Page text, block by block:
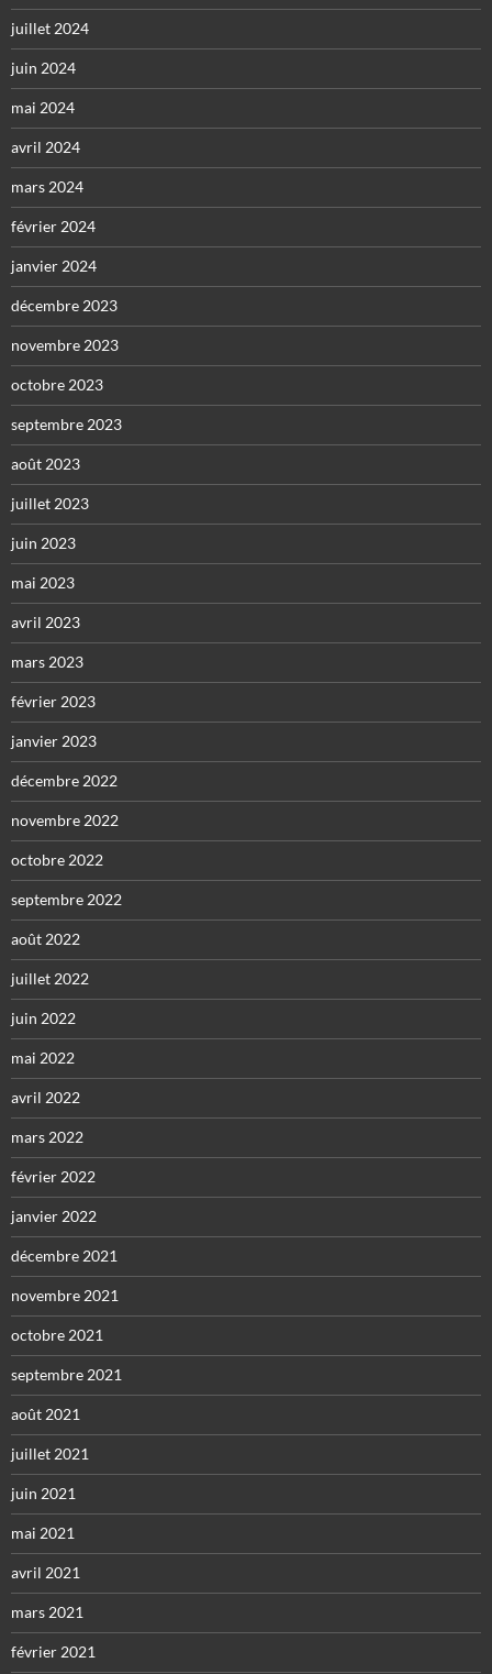
juillet 2024
juin 2024
mai 2024
avril 2024
mars 2024
février 2024
janvier 2024
décembre 2023
novembre 2023
octobre 2023
septembre 2023
août 2023
juillet 2023
juin 2023
mai 2023
avril 2023
mars 2023
février 2023
janvier 2023
décembre 2022
novembre 2022
octobre 2022
septembre 2022
août 2022
juillet 2022
juin 2022
mai 2022
avril 2022
mars 2022
février 2022
janvier 2022
décembre 2021
novembre 2021
octobre 2021
septembre 2021
août 2021
juillet 2021
juin 2021
mai 2021
avril 2021
mars 2021
février 2021